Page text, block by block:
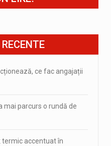
ce fac angajații
mai parcurs o rundă de
accentuat în